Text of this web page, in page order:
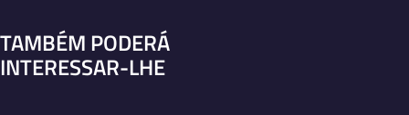
TAMBÉM PODERÁ
INTERESSAR-LHE